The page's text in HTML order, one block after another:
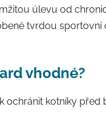
úlevu od
tvrdou sportovní
vhodné?
ochránit kotníky před